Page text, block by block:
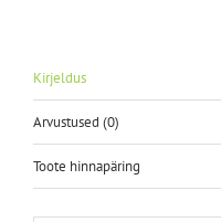
Kirjeldus
Arvustused (0)
Toote hinnapäring